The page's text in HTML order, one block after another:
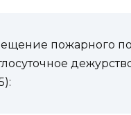
пожарного